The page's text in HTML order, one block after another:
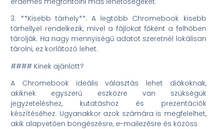
3. **Kisebb tárhely**: A legtöbb Chromebook kisebb
tárhellyel rendelkezik, mivel a fájlokat főként a felhőben
tárolják. Ha nagy mennyiségű adatot szeretnél lokálisan
tárolni, ez korlátozó lehet.
#### Kinek ajánlott?
A Chromebook ideális választás lehet diákoknak,
akiknek egyszerű eszközre van szükségük
jegyzeteléshez, kutatáshoz és prezentációk
készítéséhez. Ugyanakkor azok számára is megfelelhet,
akik alapvetően böngészésre, e-mailezésre és közöss